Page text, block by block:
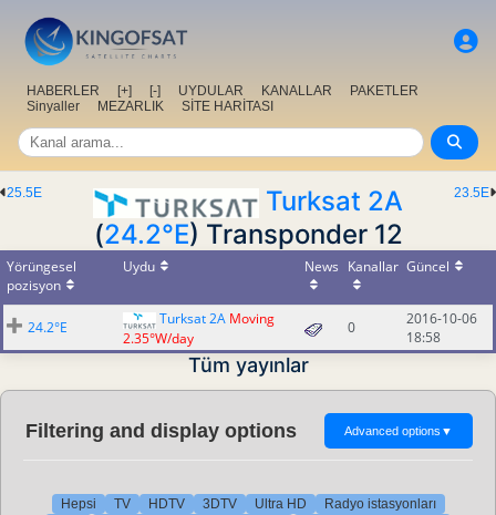
HABERLER [+] [-] UYDULAR KANALLAR
PAKETLER
Sinyaller
MEZARLIK SİTE HARİTASI
23.5E
25.5E
Turksat 2A
(24.2°E) Transponder 12
Yörüngesel
pozisyon
Uydu News Kanallar Güncel
24.2°E Turksat 2A Moving
2.35°W/day
0
2016-10-06
18:58
Tüm yayınlar
Filtering and display options Advanced options ▼
Hepsi TV HDTV 3DTV Ultra HD
Radyo istasyonları